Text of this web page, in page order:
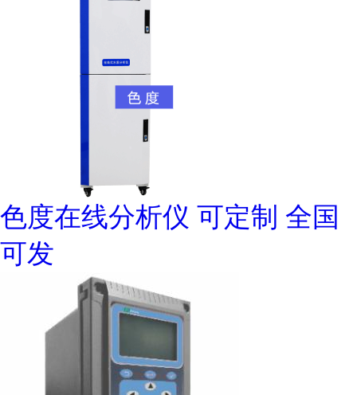
色度在线分析仪 可定制 全国
可发